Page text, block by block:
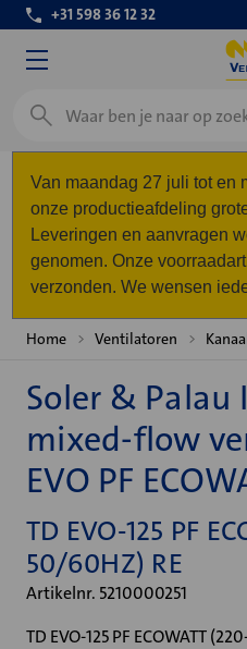
+31 598 36 12 32
Zoeken
Van maandag 27 juli tot en
onze productieafdeling
Leveringen en aanvragen
genomen. Onze
verzonden. We wensen
Home Ventilatoren
Soler & Palau
mixed-flow
EVO PF
TD EVO-125 PF
50/60HZ) RE
Artikelnr. 5210000251
TD EVO-125 PF ECOWATT